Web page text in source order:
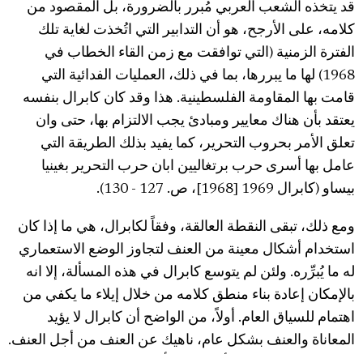
قد يتخذه الشعب العربي مُبرر بالضرورة، بل المقصود من
كلامه، على الأرجح، هو أن التدابير التي اتُخذت لغاية تلك
الفترة الزمنية (التي توافقت مع زمن القاء الخطاب في
1968) لها ما يبررها، بما في ذلك، العمليات الفدائية التي
قامت بها المقاومة الفلسطينية. هذا وقد كان كابرال بنفسه
يعتقد بأن هناك معايير ومبادئ يجب الالتزام بها، حتى وان
تعلق الأمر بحروب التحرير، كما يفيد بذلك الطريقة التي
عامل بها أسرى حرب برتغاليين ابان حرب التحرير بغينيا
بيساو (كابرال 1969 [1968]، ص. 127 - 130).
ومع ذلك، تبقى النقطة العالقة، وفقاً لكابرال، هي ما إذا كان
استخدام أشكال معينة من العنف لتجاوز الوضع الاستعماري
له ما يُبرِّره. ولئن لم يتوسع كابرال في هذه المسألة، إلا انه
بالإمكان إعادة بناء منطق كلامه من خلال إيلاء ما يكفي من
اهتمام للسياق العام. أولاً، من الواضح أن كابرال لا يؤيد
المعاناة والعنف بشكل عام، ناهيك عن العنف من أجل العنف.